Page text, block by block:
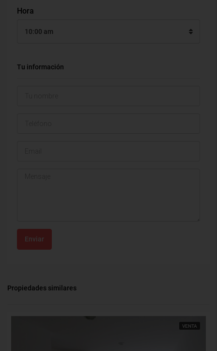
Hora
10:00 am
Tu información
Enviar
Propiedades similares
VENTA